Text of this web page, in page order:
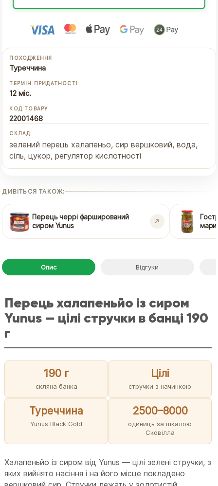
ПОХОДЖЕННЯ
Туреччина
ТЕРМІН ПРИДАТНОСТІ
12 міс.
КОД ТОВАРУ
22001468
СКЛАД
зелений перець халапеньо, сир вершковий, вода,
сіль, цукор, регулятор кислотності
ДИВІТЬСЯ ТАКОЖ:
Перець черрі фарширований
сиром Yunus
Опис Відгуки
Перець халапеньйо із сиром
Yunus — цілі стручки в банці 190
г
190 г
скляна банка
Цілі
стручки з начинкою
Туреччина
Yunus Black Gold
2500–8000
одиниць за шкалою
Сковілла
Халапеньйо із сиром від Yunus — цілі зелені стручки, з
яких вийнято насіння і на його місце покладено